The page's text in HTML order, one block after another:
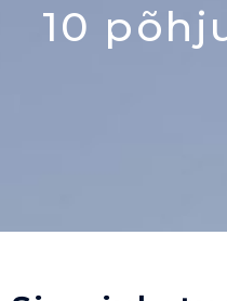
10